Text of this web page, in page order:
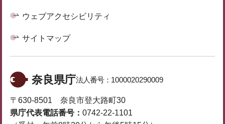
ウェブアクセシビリティ
サイトマップ
奈良県庁法人番号： 1000020290009
〒630-8501 奈良市登大路町30
県庁代表電話番号： 0742-22-1101